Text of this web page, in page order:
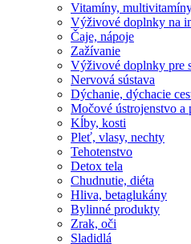
Vitamíny,
Výživové doplnky na
Čaje, nápoje
Zažívanie
Výživové doplnky pre
Nervová sústava
Dýchanie, dýchacie
Močové ústrojenstvo a
Kĺby, kosti
Pleť, vlasy, nechty
Tehotenstvo
Detox tela
Chudnutie, diéta
Hliva, betaglukány
Bylinné produkty
Zrak, oči
Sladidlá